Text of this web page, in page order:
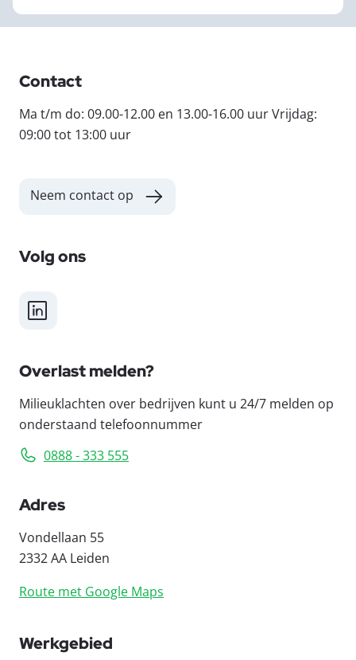
Contact
Ma t/m do: 09.00-12.00 en 13.00-16.00 uur Vrijdag:
09:00 tot 13:00 uur
Neem contact op
Volg ons
LinkedIn
Overlast melden?
Milieuklachten over bedrijven kunt u 24/7 melden op
onderstaand telefoonnummer
0888 - 333 555
Adres
Vondellaan 55
2332 AA Leiden
Route met Google Maps
Werkgebied